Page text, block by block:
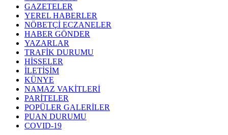
GAZETELER
YEREL HABERLER
NÖBETÇİ ECZANELER
HABER GÖNDER
YAZARLAR
TRAFİK DURUMU
HİSSELER
İLETİŞİM
KÜNYE
NAMAZ VAKİTLERİ
PARİTELER
POPÜLER GALERİLER
PUAN DURUMU
COVID-19